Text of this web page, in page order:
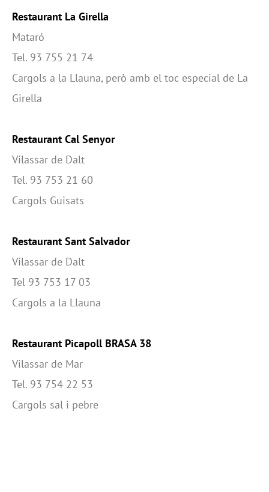
Restaurant La Girella
Mataró
Tel. 93 755 21 74
Cargols a la Llauna, però amb el toc especial de La
Girella
Restaurant Cal Senyor
Vilassar de Dalt
Tel. 93 753 21 60
Cargols Guisats
Restaurant Sant Salvador
Vilassar de Dalt
Tel 93 753 17 03
Cargols a la Llauna
Restaurant Picapoll BRASA 38
Vilassar de Mar
Tel. 93 754 22 53
Cargols sal i pebre